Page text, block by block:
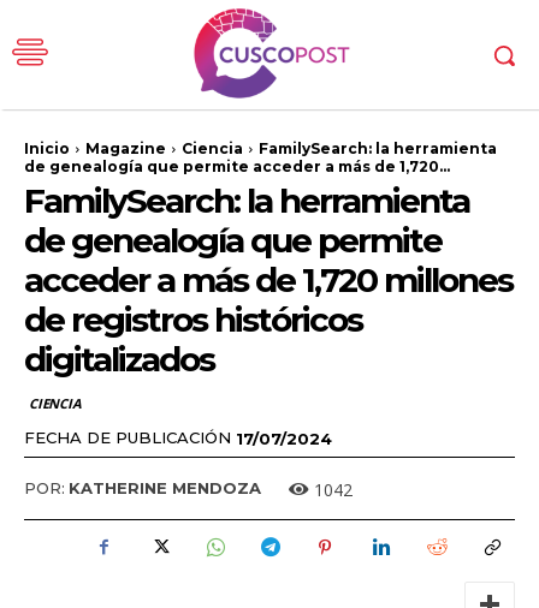
Inicio Magazine Ciencia
FamilySearch: la herramienta
de genealogía que permite acceder a más de 1,720...
FamilySearch: la herramienta
de genealogía que permite
acceder a más de 1,720 millones
de registros históricos
digitalizados
CIENCIA
FECHA DE PUBLICACIÓN 17/07/2024
POR: KATHERINE MENDOZA 1042